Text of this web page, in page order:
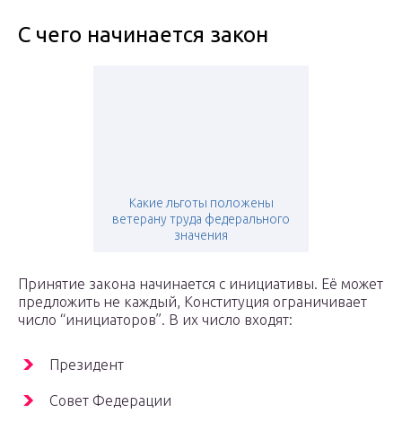
С чего начинается закон
Какие льготы положены
ветерану труда федерального
значения
Принятие закона начинается с инициативы. Её может
предложить не каждый, Конституция ограничивает
число “инициаторов”. В их число входят:
Президент
Совет Федерации